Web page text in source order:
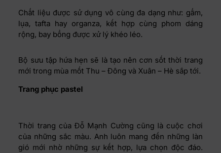
Chất liệu được sử dụng vô cùng đa dạng như: gấm,
lụa, tafta hay organza, kết hợp cùng phom dáng
rộng, bay bổng được xử lý khéo léo.
Bộ sưu tập hứa hẹn sẽ là tạo nên cơn sốt thời trang
mới trong mùa mốt Thu – Đông và Xuân – Hè sắp tới.
Trang phục pastel
Thời trang của Đỗ Mạnh Cường cũng là cuộc chơi
của những sắc màu. Anh luôn mang đến những làn
gió mới nhờ những sự kết hợp, lựa chọn độc đáo.